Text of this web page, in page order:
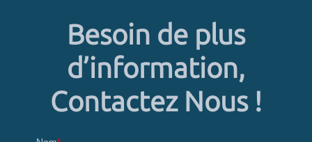
Besoin de plus
d’information,
Contactez Nous !